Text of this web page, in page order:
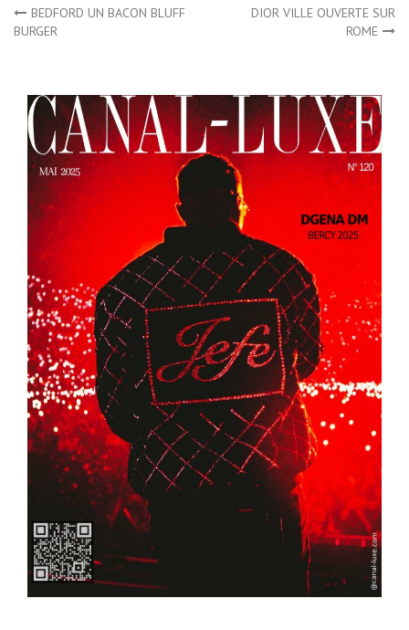
Navigation
l’article
BEDFORD UN BACON BLUFF
BURGER
DIOR VILLE OUVERTE SUR
ROME